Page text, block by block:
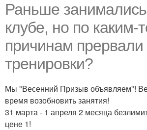
Раньше
клубе, но по каким-
причинам прервали
тренировки?
Мы "Весенний Призыв объявляем"!
время возобновить занятия!
31 марта - 1 апреля 2 месяца
цене 1!